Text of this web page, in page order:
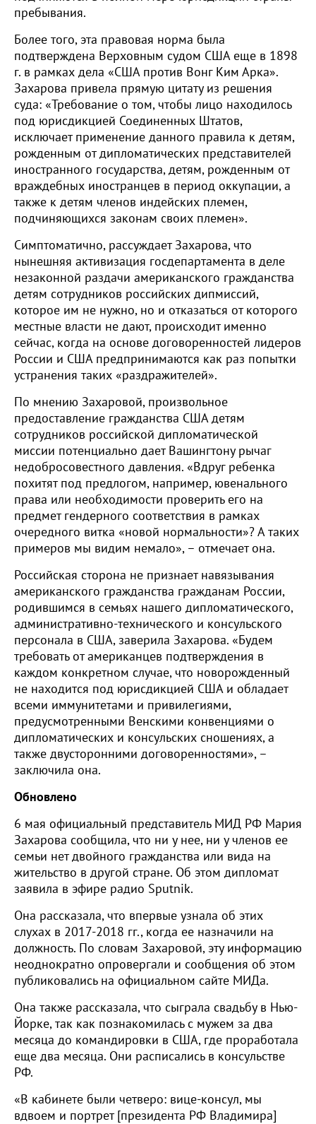
пребывания.
Более того, эта правовая норма была
подтверждена Верховным судом США еще в 1898
г. в рамках дела «США против Вонг Ким Арка».
Захарова привела прямую цитату из решения
суда: «Требование о том, чтобы лицо находилось
под юрисдикцией Соединенных Штатов,
исключает применение данного правила к детям,
рожденным от дипломатических представителей
иностранного государства, детям, рожденным от
враждебных иностранцев в период оккупации, а
также к детям членов индейских племен,
подчиняющихся законам своих племен».
Симптоматично, рассуждает Захарова, что
нынешняя активизация госдепартамента в деле
незаконной раздачи американского гражданства
детям сотрудников российских дипмиссий,
которое им не нужно, но и отказаться от которого
местные власти не дают, происходит именно
сейчас, когда на основе договоренностей лидеров
России и США предпринимаются как раз попытки
устранения таких «раздражителей».
По мнению Захаровой, произвольное
предоставление гражданства США детям
сотрудников российской дипломатической
миссии потенциально дает Вашингтону рычаг
недобросовестного давления. «Вдруг ребенка
похитят под предлогом, например, ювенального
права или необходимости проверить его на
предмет гендерного соответствия в рамках
очередного витка «новой нормальности»? А таких
примеров мы видим немало», – отмечает она.
Российская сторона не признает навязывания
американского гражданства гражданам России,
родившимся в семьях нашего дипломатического,
административно-технического и консульского
персонала в США, заверила Захарова. «Будем
требовать от американцев подтверждения в
каждом конкретном случае, что новорожденный
не находится под юрисдикцией США и обладает
всеми иммунитетами и привилегиями,
предусмотренными Венскими конвенциями о
дипломатических и консульских сношениях, а
также двусторонними договоренностями», –
заключила она.
Обновлено
6 мая официальный представитель МИД РФ Мария
Захарова сообщила, что ни у нее, ни у членов ее
семьи нет двойного гражданства или вида на
жительство в другой стране. Об этом дипломат
заявила в эфире радио Sputnik.
Она рассказала, что впервые узнала об этих
слухах в 2017-2018 гг., когда ее назначили на
должность. По словам Захаровой, эту информацию
неоднократно опровергали и сообщения об этом
публиковались на официальном сайте МИДа.
Она также рассказала, что сыграла свадьбу в Нью-
Йорке, так как познакомилась с мужем за два
месяца до командировки в США, где проработала
еще два месяца. Они расписались в консульстве
РФ.
«В кабинете были четверо: вице-консул, мы
вдвоем и портрет [президента РФ Владимира]